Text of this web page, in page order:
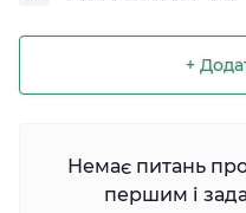
+
Немає питань
першим і